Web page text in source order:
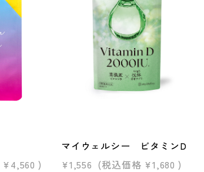
¥4,560 )
マイウェルシー ビタミンD
¥1,556 (税込価格 ¥1,680 )